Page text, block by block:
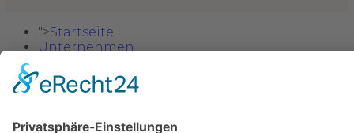
">Startseite
Unternehmen
Sitzgarnituren
Wohnzimmer
Schlafzimmer